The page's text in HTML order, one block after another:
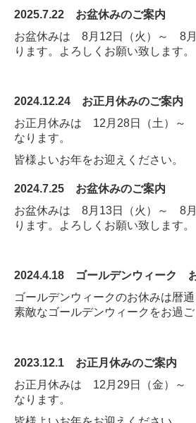
2025.7.22 お盆休みのご案内
お盆休みは 8月12日（火）～ 8
ります。よろしくお願い致します。
2024.12.24 お正月休みのご案内
お正月休みは 12月28日（土）～
なります。
皆様よいお年をお迎えください。
2024.7.25 お盆休みのご案内
お盆休みは 8月13日（火）～ 8月
ります。よろしくお願い致します。
2024.4.18 ゴールデンウィーク
ゴールデンウィークのお休みは暦
素敵なゴールデンウィークをお過ご
2023.12.1 お正月休みのご案内
お正月休みは 12月29日（金）～
なります。